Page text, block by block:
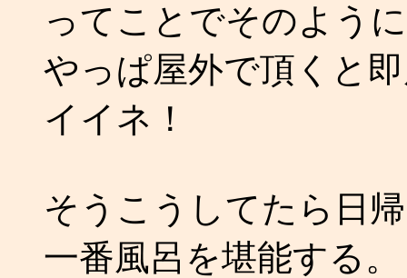
ってことでそのよう
やっぱ屋外で頂くと
イイネ！
そうこうしてたら日
一番風呂を堪能する。